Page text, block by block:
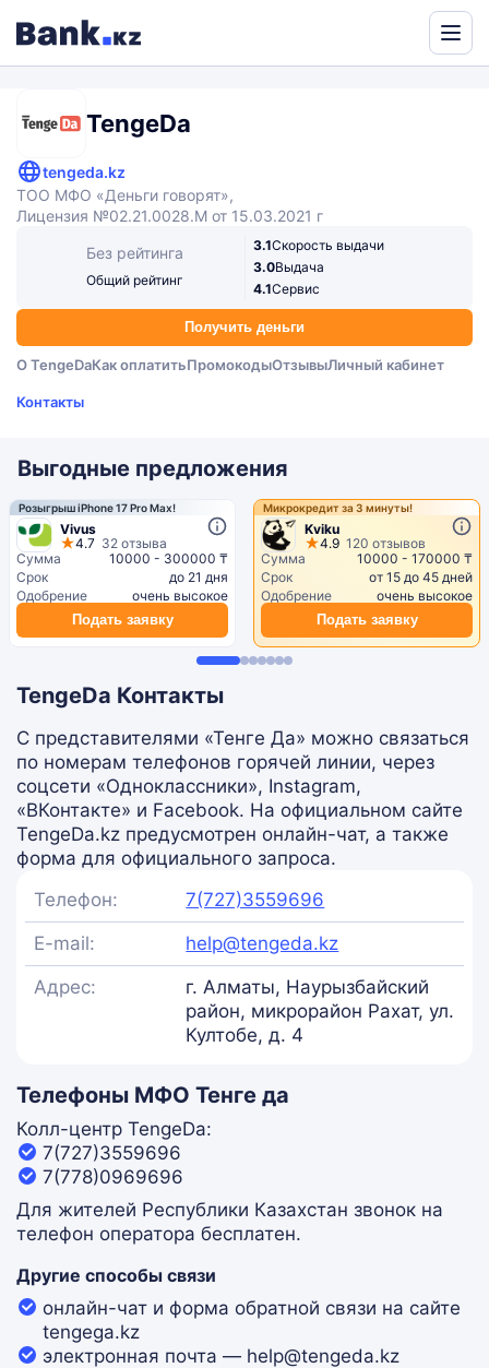
TengeDa
tengeda.kz
ТОО МФО «Деньги говорят»,
Лицензия №02.21.0028.M от 15.03.2021 г
Без рейтинга
Общий рейтинг
3.1Скорость выдачи
3.0Выдача
4.1Сервис
Получить деньги
О TengeDaКак оплатитьПромокодыОтзывыЛичный кабинет
Контакты
Выгодные предложения
Розыгрыш iPhone 17 Pro Max!
Vivus
4.7 32 отзыва
Сумма
10000 - 300000 ₸
Срок
до 21 дня
Одобрение
очень высокое
Подать заявку
Микрокредит за 3 минуты!
Kviku
4.9 120 отзывов
Сумма
10000 - 170000 ₸
Срок
от 15 до 45 дней
Одобрение
очень высокое
Подать заявку
TengeDa Контакты
С представителями «Тенге Да» можно связаться
по номерам телефонов горячей линии, через
соцсети «Одноклассники», Instagram,
«ВКонтакте» и Facebook. На официальном сайте
TengeDa.kz предусмотрен онлайн-чат, а также
форма для официального запроса.
Телефон:
7(727)3559696
E-mail:
help@tengeda.kz
Адрес:
г. Алматы, Наурызбайский
район, микрорайон Рахат, ул.
Култобе, д. 4
Телефоны МФО Тенге да
Колл-центр TengeDa:
7(727)3559696
7(778)0969696
Для жителей Республики Казахстан звонок на
телефон оператора бесплатен.
Другие способы связи
онлайн-чат и форма обратной связи на сайте
tengega.kz
электронная почта — help@tengeda.kz